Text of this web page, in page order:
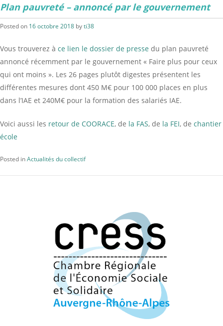
Plan pauvreté – annoncé par le gouvernement
Posted on 16 octobre 2018 byti38
Vous trouverez à ce lien le dossier de presse du plan pauvreté
annoncé récemment par le gouvernement « Faire plus pour ceux
qui ont moins ». Les 26 pages plutôt digestes présentent les
différentes mesures dont 450 M€ pour 100 000 places en plus
dans l’IAE et 240M€ pour la formation des salariés IAE.
Voici aussi les retour de COORACE, de la FAS, de la FEI, de chantier
école
Posted inActualités du collectif